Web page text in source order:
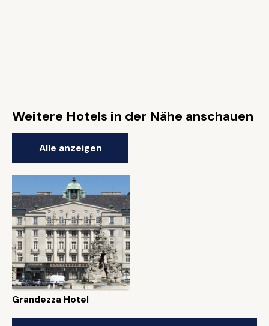
Weitere Hotels in der Nähe anschauen
Alle anzeigen
Grandezza Hotel